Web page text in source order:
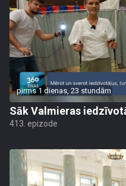
pirms 1 dienas, 23 stundām
Sāk Valmieras
413. epizode